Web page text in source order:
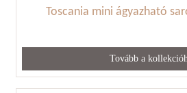
Toscania mini ágyazható
Tovább a